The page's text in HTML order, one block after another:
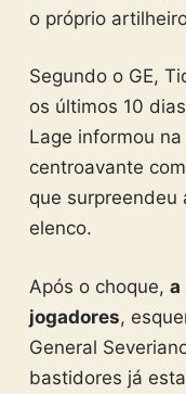
o próprio
Segundo o GE,
os últimos 10
Lage informou
centroavante
que surpreendeu
elenco.
Após o choque, a
jogadores,
General
bastidores já